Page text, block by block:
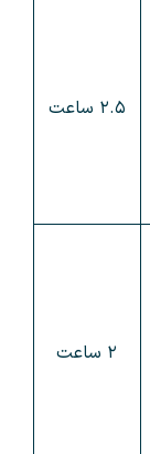
۲.۵ ساعت
۲ ساعت